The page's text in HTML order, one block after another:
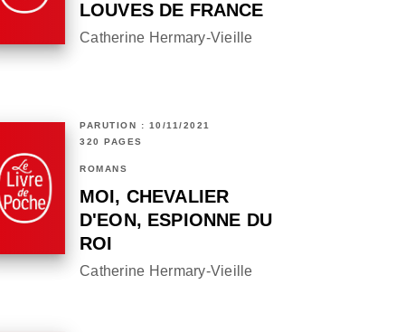
LOUVES DE FRANCE
Catherine Hermary-Vieille
PARUTION : 10/11/2021
320 PAGES
ROMANS
MOI, CHEVALIER
D'EON, ESPIONNE DU
ROI
Catherine Hermary-Vieille